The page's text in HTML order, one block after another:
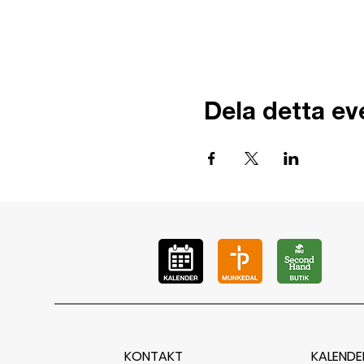
Dela detta
KONTAKT